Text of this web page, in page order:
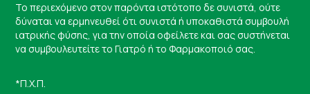
Το περιεχόμενο στον παρόντα ιστότοπο δε συνιστά, ούτε
δύναται να ερμηνευθεί ότι συνιστά ή υποκαθιστά συμβουλή
ιατρικής φύσης, για την οποία οφείλετε και σας συστήνεται
να συμβουλευτείτε το Γιατρό ή το Φαρμακοποιό σας.
*Π.Χ.Π.